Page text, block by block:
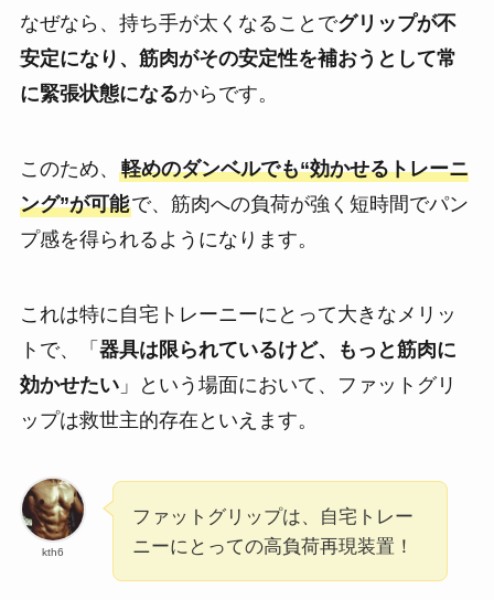
なぜなら、持ち手が太くなることでグリップが不
安定になり、筋肉がその安定性を補おうとして常
に緊張状態になるからです。
このため、 軽めのダンベルでも“効かせるトレーニ
ング”が可能で、筋肉への負荷が強く短時間でパン
プ感を得られるようになります。
これは特に自宅トレーニーにとって大きなメリッ
トで、「 器具は限られているけど、もっと筋肉に
効かせたい」という場面において、ファットグリ
ップは救世主的存在といえます。
kth6
ファットグリップは、自宅トレー
ニーにとっての高負荷再現装置！